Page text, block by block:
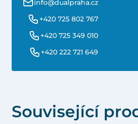
info@dualpraha.cz
+420 725 802 767
+420 725 349 010
+420 222 721 649
Související